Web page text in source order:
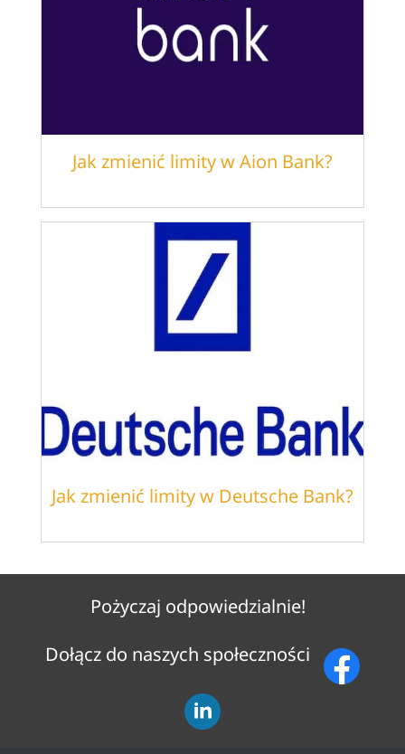
Jak zmienić limity w Aion Bank?
Jak zmienić limity w Deutsche Bank?
Pożyczaj odpowiedzialnie!
Dołącz do naszych społeczności